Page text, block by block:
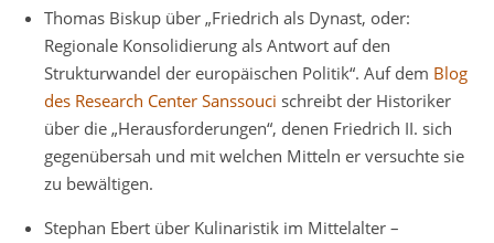
Thomas Biskup über „Friedrich als Dynast, oder:
Regionale Konsolidierung als Antwort auf den
Strukturwandel der europäischen Politik“. Auf dem Blog
des Research Center Sanssouci schreibt der Historiker
über die „Herausforderungen“, denen Friedrich II. sich
gegenübersah und mit welchen Mitteln er versuchte sie
zu bewältigen.
Stephan Ebert über Kulinaristik im Mittelalter –